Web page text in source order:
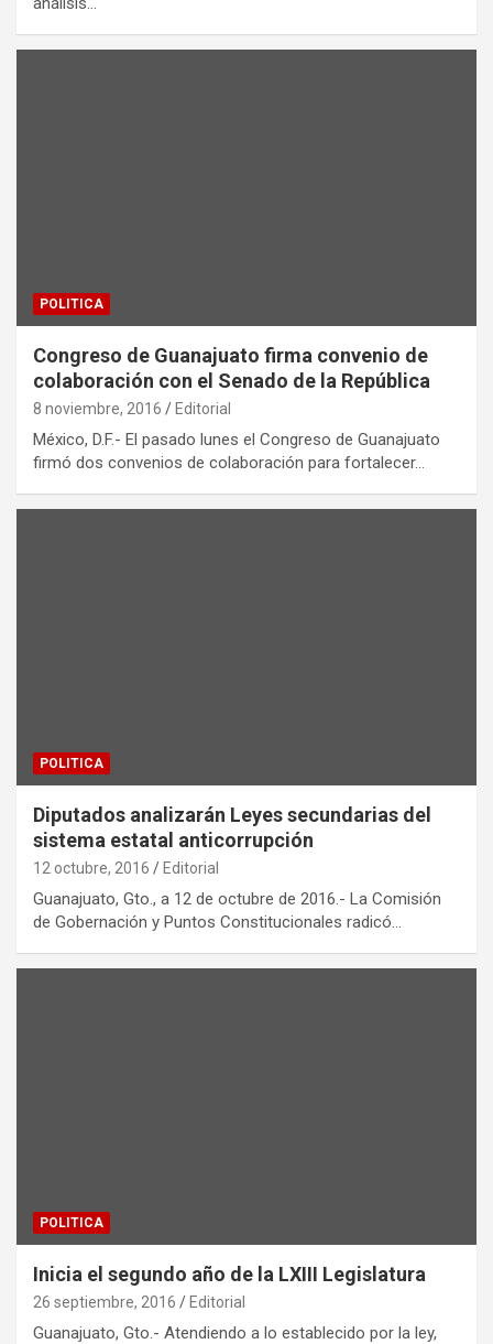
POLITICA
Congreso de Guanajuato firma convenio de
colaboración con el Senado de la República
8 noviembre, 2016 Editorial
México, D.F.- El pasado lunes el Congreso de Guanajuato
firmó dos convenios de colaboración para fortalecer…
POLITICA
Diputados analizarán Leyes secundarias del
sistema estatal anticorrupción
12 octubre, 2016 Editorial
Guanajuato, Gto., a 12 de octubre de 2016.- La Comisión
de Gobernación y Puntos Constitucionales radicó…
POLITICA
Inicia el segundo año de la LXIII Legislatura
26 septiembre, 2016 Editorial
Guanajuato, Gto.- Atendiendo a lo establecido por la ley,